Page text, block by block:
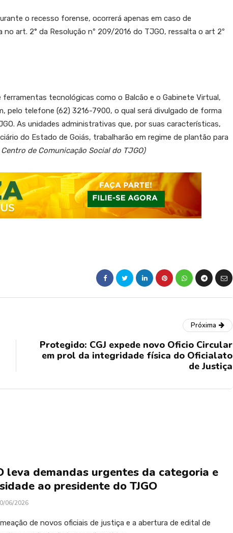
o recesso forense, ocorrerá apenas em caso de
art. 2° da Resolução nº 209/2016 do TJGO, ressalta o art 2º
tecnológicas como o Balcão e o Gabinete Virtual,
pelo telefone (62) 3216-7900, o qual será divulgado de forma
As unidades administrativas que, por suas características,
do Estado de Goiás, trabalharão em regime de plantão para
de Comunicação Social do TJGO)
Próxima
Protegido: CGJ expede novo Oficio Circular
em prol da integridade física do Oficialato
de Justiça
leva demandas urgentes da categoria e
ao presidente do TJGO
06/2026
de novos oficiais de justiça e a abertura de edital de